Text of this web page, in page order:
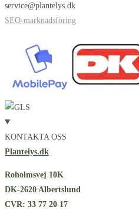
service@plantelys.dk
SEO-marknadsföring
KONTAKTA OSS
Plantelys.dk
Roholmsvej 10K
DK-2620 Albertslund
CVR: 33 77 20 17